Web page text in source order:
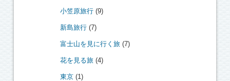
小笠原旅行(9)
新島旅行(7)
富士山を見に行く旅(7)
花を見る旅(4)
東京(1)